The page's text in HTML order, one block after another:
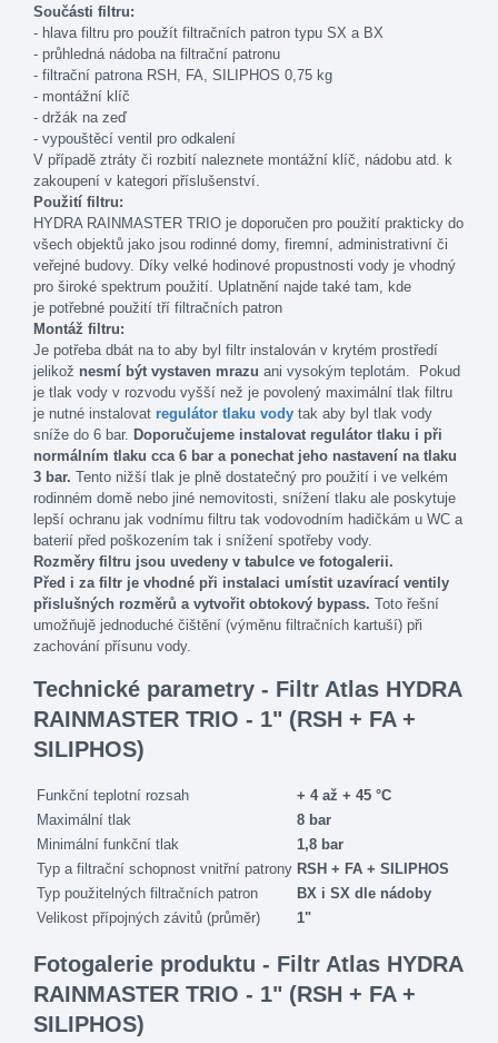
Součásti filtru:
- hlava filtru pro použít filtračních patron typu SX a BX
- průhledná nádoba na filtrační patronu
- filtrační patrona RSH, FA, SILIPHOS 0,75 kg
- montážní klíč
- držák na zeď
- vypouštěcí ventil pro odkalení
V případě ztráty či rozbití naleznete montážní klíč, nádobu atd. k
zakoupení v kategori příslušenství.
Použití filtru:
HYDRA RAINMASTER TRIO je doporučen pro použití prakticky do
všech objektů jako jsou rodinné domy, firemní, administrativní či
veřejné budovy. Díky velké hodinové propustnosti vody je vhodný
pro široké spektrum použití. Uplatnění najde také tam, kde
je potřebné použití tří filtračních patron
Montáž filtru:
Je potřeba dbát na to aby byl filtr instalován v krytém prostředí
jelikož nesmí být vystaven mrazu ani vysokým teplotám. Pokud
je tlak vody v rozvodu vyšší než je povolený maximální tlak filtru
je nutné instalovat regulátor tlaku vody tak aby byl tlak vody
sníže do 6 bar. Doporučujeme instalovat regulátor tlaku i při
normálním tlaku cca 6 bar a ponechat jeho nastavení na tlaku
3 bar. Tento nižší tlak je plně dostatečný pro použití i ve velkém
rodinném domě nebo jiné nemovitosti, snížení tlaku ale poskytuje
lepší ochranu jak vodnímu filtru tak vodovodním hadičkám u WC a
baterií před poškozením tak i snížení spotřeby vody.
Rozměry filtru jsou uvedeny v tabulce ve fotogalerii.
Před i za filtr je vhodné při instalaci umístit uzavírací ventily
přislušných rozměrů a vytvořit obtokový bypass. Toto řešní
umožňujě jednoduché čištění (výměnu filtračních kartuší) při
zachování přísunu vody.
Technické parametry - Filtr Atlas HYDRA
RAINMASTER TRIO - 1" (RSH + FA +
SILIPHOS)
Funkční teplotní rozsah
+ 4 až + 45 °C
Maximální tlak
8 bar
Minimální funkční tlak
1,8 bar
Typ a filtrační schopnost vnitřní patrony RSH + FA + SILIPHOS
Typ použitelných filtračních patron
BX i SX dle nádoby
Velikost přípojných závitů (průměr)
1"
Fotogalerie produktu - Filtr Atlas HYDRA
RAINMASTER TRIO - 1" (RSH + FA +
SILIPHOS)